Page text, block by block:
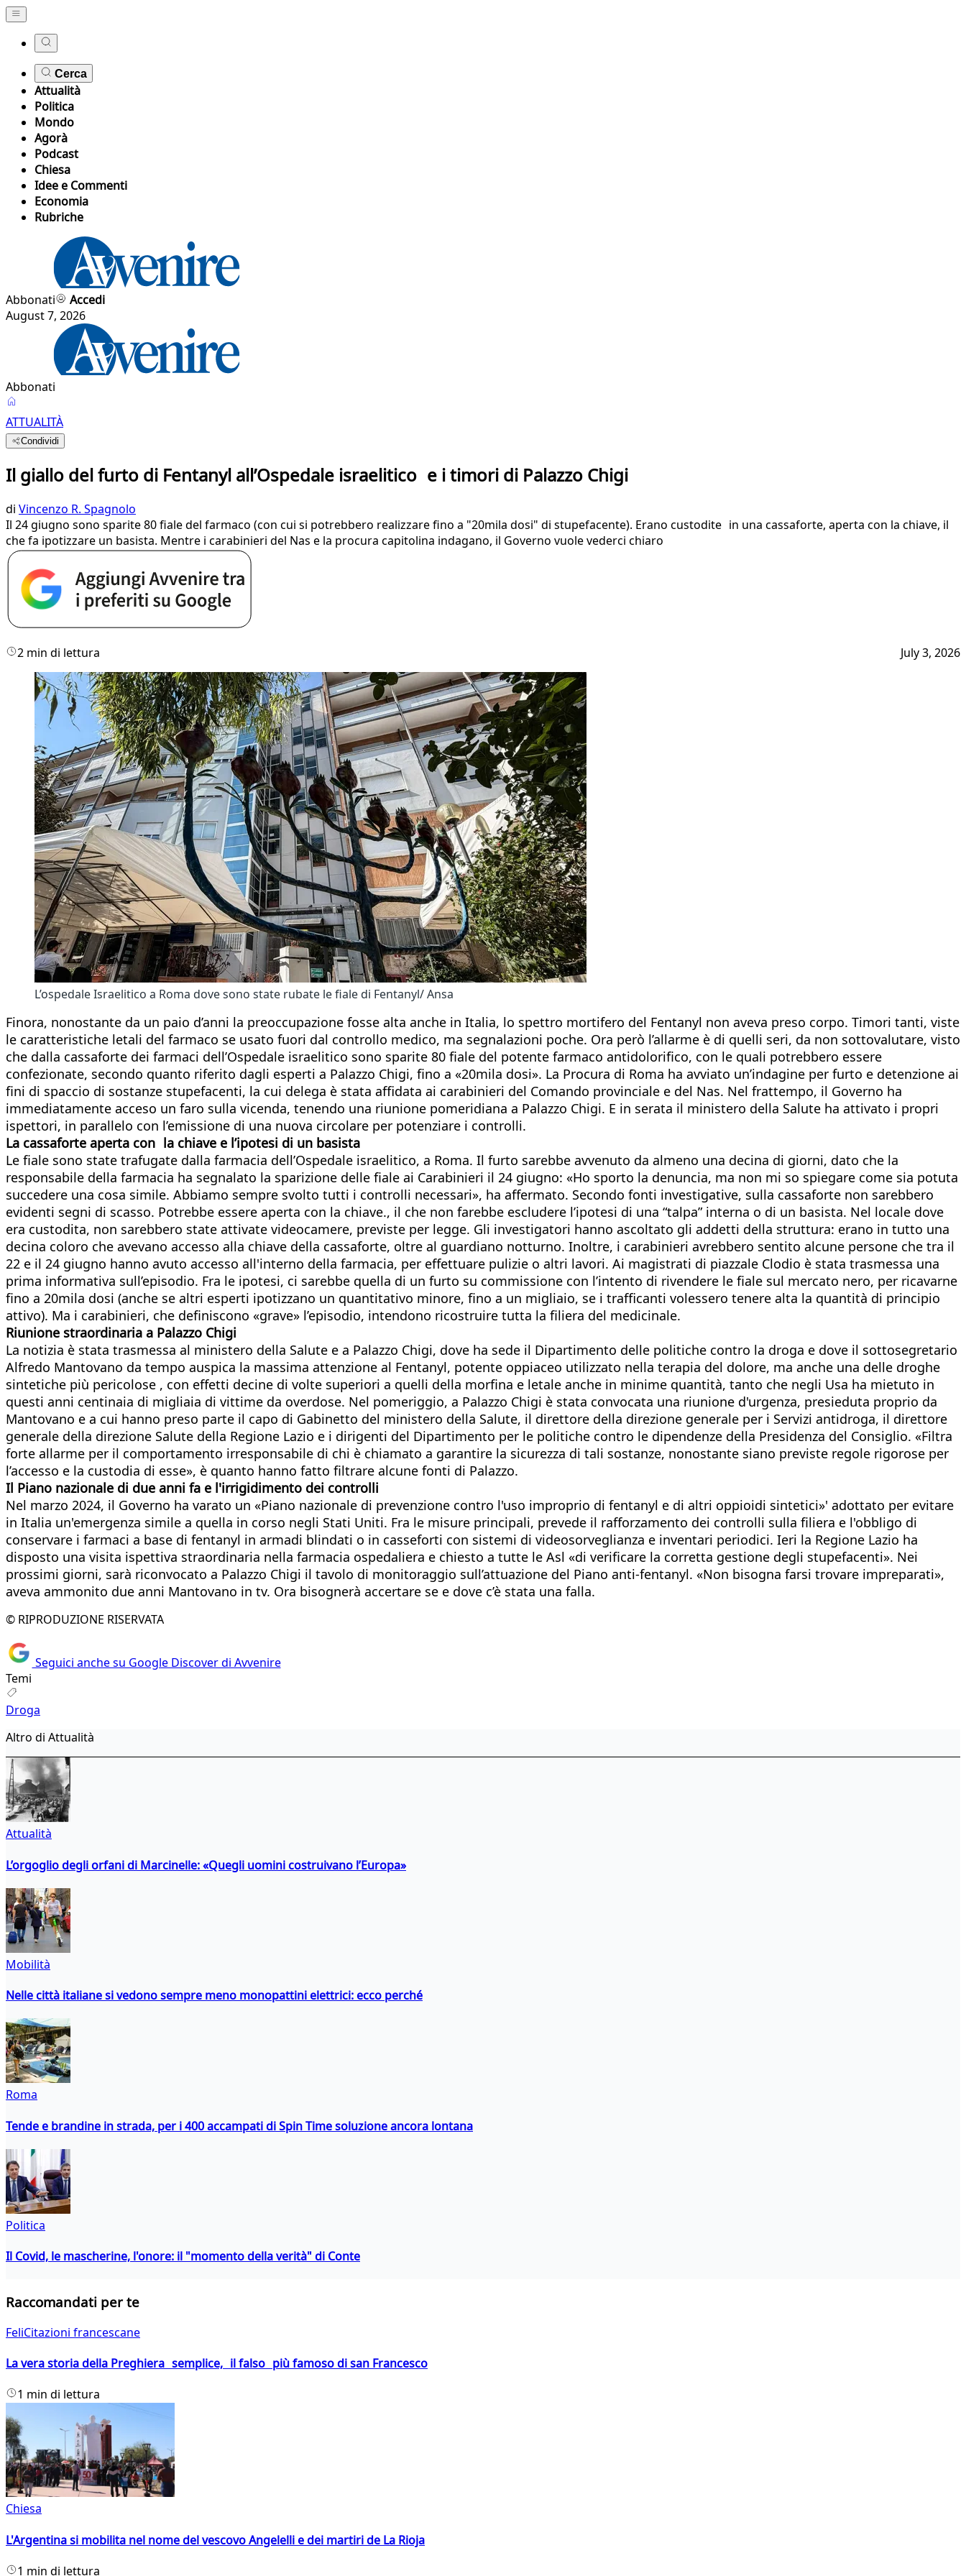
Cerca
Attualità
Politica
Mondo
Agorà
Podcast
Chiesa
Idee e Commenti
Economia
Rubriche
Abbonati
Accedi
August 7, 2026
Abbonati
ATTUALITÀ
Condividi
Il giallo del furto di Fentanyl all’Ospedale israelitico e i timori di Palazzo Chigi
di Vincenzo R. Spagnolo
Il 24 giugno sono sparite 80 fiale del farmaco (con cui si potrebbero realizzare fino a "20mila dosi" di stupefacente). Erano custodite in una cassaforte, aperta con la chiave, il
che fa ipotizzare un basista. Mentre i carabinieri del Nas e la procura capitolina indagano, il Governo vuole vederci chiaro
2 min di lettura July 3, 2026
L’ospedale Israelitico a Roma dove sono state rubate le fiale di Fentanyl/ Ansa
Finora, nonostante da un paio d’anni la preoccupazione fosse alta anche in Italia, lo spettro mortifero del Fentanyl non aveva preso corpo. Timori tanti, viste
le caratteristiche letali del farmaco se usato fuori dal controllo medico, ma segnalazioni poche. Ora però l’allarme è di quelli seri, da non sottovalutare, visto
che dalla cassaforte dei farmaci dell’Ospedale israelitico sono sparite 80 fiale del potente farmaco antidolorifico, con le quali potrebbero essere
confezionate, secondo quanto riferito dagli esperti a Palazzo Chigi, fino a «20mila dosi». La Procura di Roma ha avviato un’indagine per furto e detenzione ai
fini di spaccio di sostanze stupefacenti, la cui delega è stata affidata ai carabinieri del Comando provinciale e del Nas. Nel frattempo, il Governo ha
immediatamente acceso un faro sulla vicenda, tenendo una riunione pomeridiana a Palazzo Chigi. E in serata il ministero della Salute ha attivato i propri
ispettori, in parallelo con l’emissione di una nuova circolare per potenziare i controlli.
La cassaforte aperta con la chiave e l’ipotesi di un basista
Le fiale sono state trafugate dalla farmacia dell’Ospedale israelitico, a Roma. Il furto sarebbe avvenuto da almeno una decina di giorni, dato che la
responsabile della farmacia ha segnalato la sparizione delle fiale ai Carabinieri il 24 giugno: «Ho sporto la denuncia, ma non mi so spiegare come sia potuta
succedere una cosa simile. Abbiamo sempre svolto tutti i controlli necessari», ha affermato. Secondo fonti investigative, sulla cassaforte non sarebbero
evidenti segni di scasso. Potrebbe essere aperta con la chiave., il che non farebbe escludere l’ipotesi di una “talpa” interna o di un basista. Nel locale dove
era custodita, non sarebbero state attivate videocamere, previste per legge. Gli investigatori hanno ascoltato gli addetti della struttura: erano in tutto una
decina coloro che avevano accesso alla chiave della cassaforte, oltre al guardiano notturno. Inoltre, i carabinieri avrebbero sentito alcune persone che tra il
22 e il 24 giugno hanno avuto accesso all'interno della farmacia, per effettuare pulizie o altri lavori. Ai magistrati di piazzale Clodio è stata trasmessa una
prima informativa sull’episodio. Fra le ipotesi, ci sarebbe quella di un furto su commissione con l’intento di rivendere le fiale sul mercato nero, per ricavarne
fino a 20mila dosi (anche se altri esperti ipotizzano un quantitativo minore, fino a un migliaio, se i trafficanti volessero tenere alta la quantità di principio
attivo). Ma i carabinieri, che definiscono «grave» l’episodio, intendono ricostruire tutta la filiera del medicinale.
Riunione straordinaria a Palazzo Chigi
La notizia è stata trasmessa al ministero della Salute e a Palazzo Chigi, dove ha sede il Dipartimento delle politiche contro la droga e dove il sottosegretario
Alfredo Mantovano da tempo auspica la massima attenzione al Fentanyl, potente oppiaceo utilizzato nella terapia del dolore, ma anche una delle droghe
sintetiche più pericolose , con effetti decine di volte superiori a quelli della morfina e letale anche in minime quantità, tanto che negli Usa ha mietuto in
questi anni centinaia di migliaia di vittime da overdose. Nel pomeriggio, a Palazzo Chigi è stata convocata una riunione d'urgenza, presieduta proprio da
Mantovano e a cui hanno preso parte il capo di Gabinetto del ministero della Salute, il direttore della direzione generale per i Servizi antidroga, il direttore
generale della direzione Salute della Regione Lazio e i dirigenti del Dipartimento per le politiche contro le dipendenze della Presidenza del Consiglio. «Filtra
forte allarme per il comportamento irresponsabile di chi è chiamato a garantire la sicurezza di tali sostanze, nonostante siano previste regole rigorose per
l’accesso e la custodia di esse», è quanto hanno fatto filtrare alcune fonti di Palazzo.
Il Piano nazionale di due anni fa e l'irrigidimento dei controlli
Nel marzo 2024, il Governo ha varato un «Piano nazionale di prevenzione contro l'uso improprio di fentanyl e di altri oppioidi sintetici»' adottato per evitare
in Italia un'emergenza simile a quella in corso negli Stati Uniti. Fra le misure principali, prevede il rafforzamento dei controlli sulla filiera e l'obbligo di
conservare i farmaci a base di fentanyl in armadi blindati o in casseforti con sistemi di videosorveglianza e inventari periodici. Ieri la Regione Lazio ha
disposto una visita ispettiva straordinaria nella farmacia ospedaliera e chiesto a tutte le Asl «di verificare la corretta gestione degli stupefacenti». Nei
prossimi giorni, sarà riconvocato a Palazzo Chigi il tavolo di monitoraggio sull’attuazione del Piano anti-fentanyl. «Non bisogna farsi trovare impreparati»,
aveva ammonito due anni Mantovano in tv. Ora bisognerà accertare se e dove c’è stata una falla.
© RIPRODUZIONE RISERVATA
Seguici anche su Google Discover di Avvenire
Temi
Droga
Altro di Attualità
Attualità
L’orgoglio degli orfani di Marcinelle: «Quegli uomini costruivano l’Europa»
Mobilità
Nelle città italiane si vedono sempre meno monopattini elettrici: ecco perché
Roma
Tende e brandine in strada, per i 400 accampati di Spin Time soluzione ancora lontana
Politica
Il Covid, le mascherine, l'onore: il "momento della verità" di Conte
Raccomandati per te
FeliCitazioni francescane
La vera storia della Preghiera semplice, il falso più famoso di san Francesco
1 min di lettura
Chiesa
L'Argentina si mobilita nel nome del vescovo Angelelli e dei martiri de La Rioja
1 min di lettura